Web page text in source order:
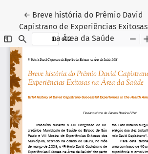
← Voltar aos Detalhes do Artigo
Breve história do Prêmio David
Capistrano de Experiências Exitosas
na Área da Saúde